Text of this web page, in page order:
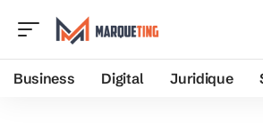
Business Digital Juridique